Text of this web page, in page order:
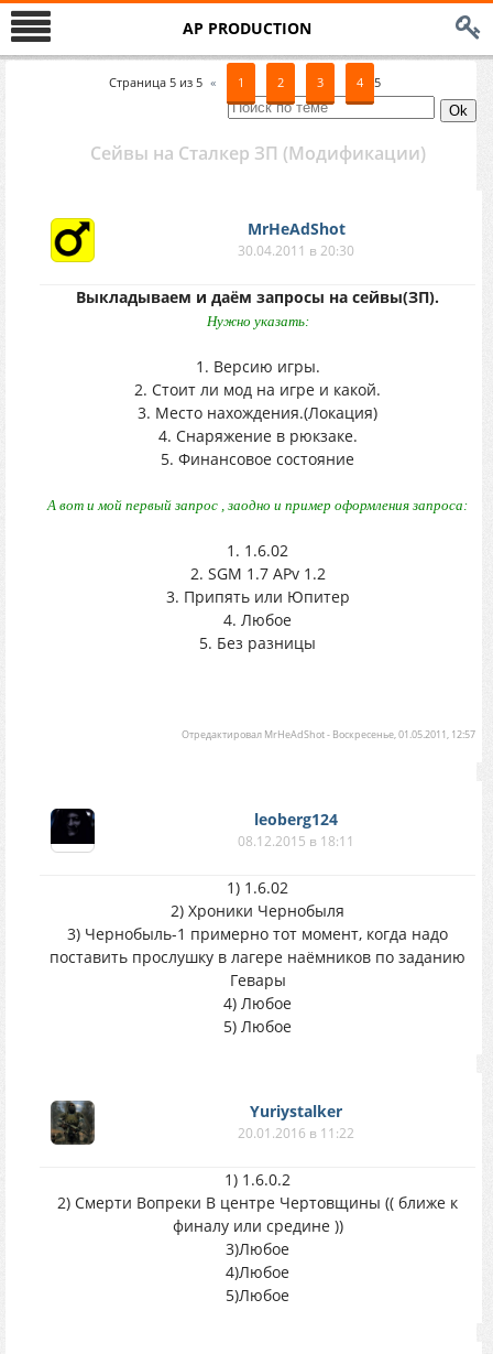
AP PRODUCTION
Страница 5 из 5 « 1 2 3 4 5
Сейвы на Сталкер ЗП (Модификации)
MrHeAdShot
30.04.2011 в 20:30
Выкладываем и даём запросы на сейвы(ЗП).
Нужно указать:
1. Версию игры.
2. Стоит ли мод на игре и какой.
3. Место нахождения.(Локация)
4. Снаряжение в рюкзаке.
5. Финансовое состояние
А вот и мой первый запрос , заодно и пример оформления запроса:
1. 1.6.02
2. SGM 1.7 APv 1.2
3. Припять или Юпитер
4. Любое
5. Без разницы
Отредактировал MrHeAdShot- Воскресенье, 01.05.2011, 12:57
leoberg124
08.12.2015 в 18:11
1) 1.6.02
2) Хроники Чернобыля
3) Чернобыль-1 примерно тот момент, когда надо
поставить прослушку в лагере наёмников по заданию
Гевары
4) Любое
5) Любое
Yuriystalker
20.01.2016 в 11:22
1) 1.6.0.2
2) Смерти Вопреки В центре Чертовщины (( ближе к
финалу или средине ))
3)Любое
4)Любое
5)Любое